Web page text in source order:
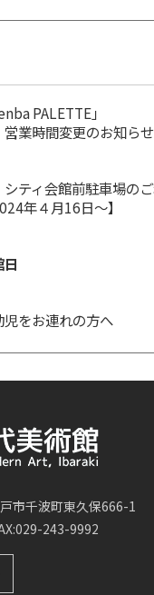
PALETTE」
営業時間変更のお知らせ
ティ会館前駐車場の
年４月16日～】
をお連れの方へ
市千波町東久保666-1
243-9992